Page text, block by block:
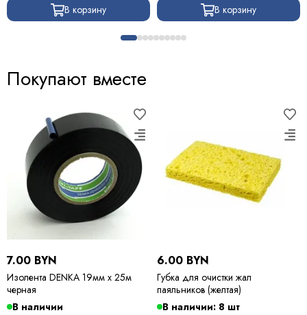
В корзину В корзину
Покупают вместе
7.00 BYN
Изолента DENKA 19мм х 25м
черная
В наличии
6.00 BYN
Губка для очистки жал
паяльников (желтая)
В наличии: 8 шт